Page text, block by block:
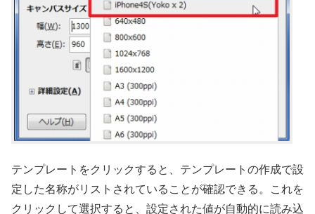
テンプレートをクリックすると、テンプレートの作成で設
定した名称がリストされていることが確認できる。これを
クリックして選択すると、設定された値が自動的に読み込